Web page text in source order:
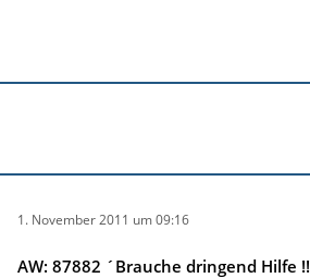
1. November 2011 um 09:16
AW: 87882 ´Brauche dringend Hilfe !!